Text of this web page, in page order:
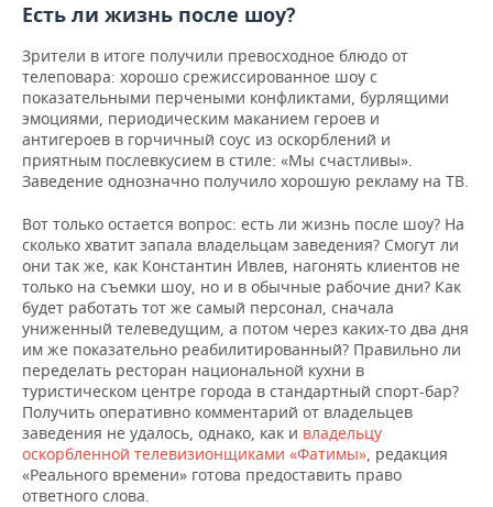
Есть ли жизнь после шоу?
Зрители в итоге получили превосходное блюдо от
телеповара: хорошо срежиссированное шоу с
показательными перчеными конфликтами, бурлящими
эмоциями, периодическим маканием героев и
антигероев в горчичный соус из оскорблений и
приятным послевкусием в стиле: «Мы счастливы».
Заведение однозначно получило хорошую рекламу на ТВ.
Вот только остается вопрос: есть ли жизнь после шоу? На
сколько хватит запала владельцам заведения? Смогут ли
они так же, как Константин Ивлев, нагонять клиентов не
только на съемки шоу, но и в обычные рабочие дни? Как
будет работать тот же самый персонал, сначала
униженный телеведущим, а потом через каких-то два дня
им же показательно реабилитированный? Правильно ли
переделать ресторан национальной кухни в
туристическом центре города в стандартный спорт-бар?
Получить оперативно комментарий от владельцев
заведения не удалось, однако, как и владельцу
оскорбленной телевизионщиками «Фатимы», редакция
«Реального времени» готова предоставить право
ответного слова.